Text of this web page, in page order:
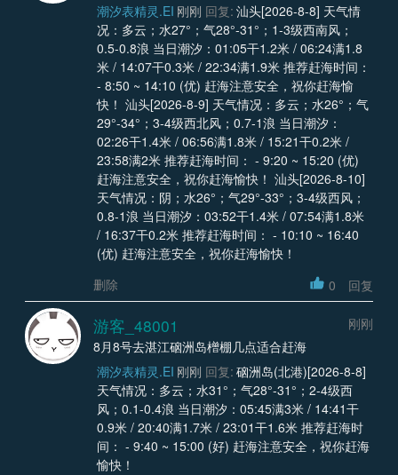
潮汐表精灵.EI 刚刚 回复: 汕头[2026-8-8] 天气情
况：多云；水27°；气28°-31°；1-3级西南风；
0.5-0.8浪 当日潮汐：01:05干1.2米 / 06:24满1.8
米 / 14:07干0.3米 / 22:34满1.9米 推荐赶海时间：
- 8:50 ~ 14:10 (优) 赶海注意安全，祝你赶海愉
快！ 汕头[2026-8-9] 天气情况：多云；水26°；气
29°-34°；3-4级西北风；0.7-1浪 当日潮汐：
02:26干1.4米 / 06:56满1.8米 / 15:21干0.2米 /
23:58满2米 推荐赶海时间： - 9:20 ~ 15:20 (优)
赶海注意安全，祝你赶海愉快！ 汕头[2026-8-10]
天气情况：阴；水26°；气29°-33°；3-4级西风；
0.8-1浪 当日潮汐：03:52干1.4米 / 07:54满1.8米
/ 16:37干0.2米 推荐赶海时间： - 10:10 ~ 16:40
(优) 赶海注意安全，祝你赶海愉快！
删除
0 回复
游客_48001
刚刚
8月8号去湛江硇洲岛橧棚几点适合赶海
潮汐表精灵.EI 刚刚 回复: 硇洲岛(北港)[2026-8-8]
天气情况：多云；水31°；气28°-31°；2-4级西
风；0.1-0.4浪 当日潮汐：05:45满3米 / 14:41干
0.9米 / 20:40满1.7米 / 23:01干1.6米 推荐赶海时
间： - 9:40 ~ 15:00 (好) 赶海注意安全，祝你赶海
愉快！